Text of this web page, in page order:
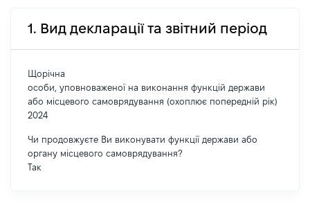
1. Вид декларації та звітний період
Щорічна
особи, уповноваженої на виконання функцій держави
або місцевого самоврядування (охоплює попередній рік)
2024
Чи продовжуєте Ви виконувати функції держави або
органу місцевого самоврядування?
Так